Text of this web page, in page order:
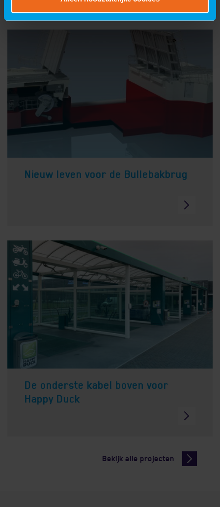
Nieuw leven voor de Bullebakbrug
De onderste kabel boven voor
Happy Duck
Bekijk alle projecten